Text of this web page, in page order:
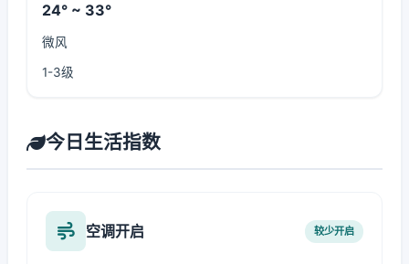
24° ~ 33°
微风
1-3级
今日生活指数
空调开启 较少开启